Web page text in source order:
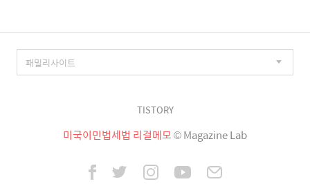
TISTORY
미국이민법세법 리걸메모© Magazine Lab